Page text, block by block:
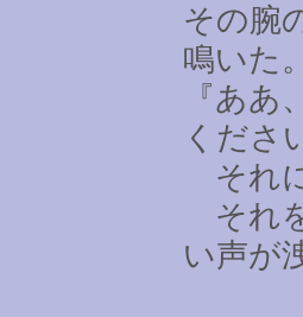
その腕
鳴いた。
『あ
くださ
それ
それ
い声が